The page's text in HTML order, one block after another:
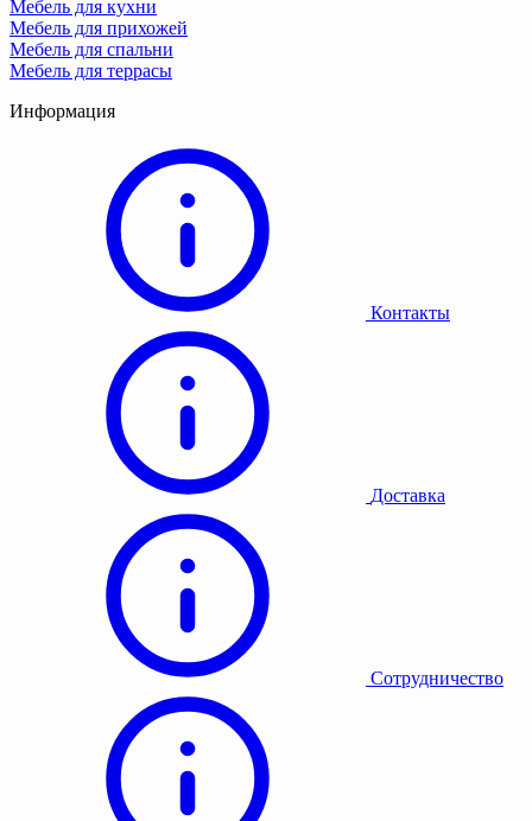
Мебель для кухни
Мебель для прихожей
Мебель для спальни
Мебель для террасы
Информация
Контакты
Доставка
Сотрудничество